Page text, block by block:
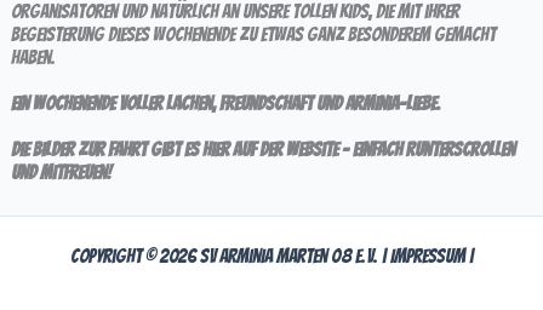
Organisatoren und natürlich an unsere tollen Kids, die mit ihrer
Begeisterung dieses Wochenende zu etwas ganz Besonderem gemacht
haben.
Ein Wochenende voller Lachen, Freundschaft und Arminia-Liebe.
Die Bilder zur Fahrt gibt es hier auf der Website – einfach runterscrollen
und mitfreuen!
Copyright © 2026 SV Arminia Marten 08 e.V. |Impressum|